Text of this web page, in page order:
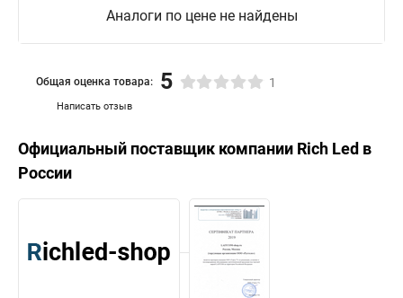
Фигуры на новый год светодиодные
Уличная фигура светодиодная
Фигура уличная светодиодная
Светодиодная фигура олени
Олень фигура светодиодная
Фигура олень светодиодная
Фигура оленя светодиодная Фигура олень светодиодный
Аналоги по цене не найдены
Написать отзыв
Общая оценка товара: 5 1
Официальный поставщик компании Rich Led в
России